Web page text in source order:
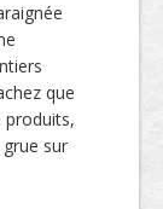
que
produits,
sur